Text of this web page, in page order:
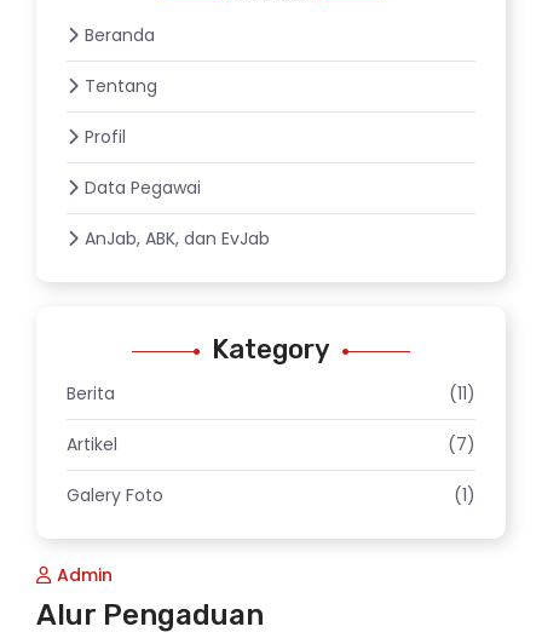
Beranda
Tentang
Profil
Data Pegawai
AnJab, ABK, dan EvJab
Kategory
Berita (11)
Artikel (7)
Galery Foto (1)
Admin
Alur Pengaduan